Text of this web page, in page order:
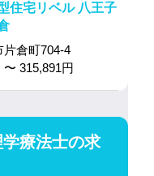
住宅リベル 八王子
倉町704-4
〜 315,891円
療法士の求